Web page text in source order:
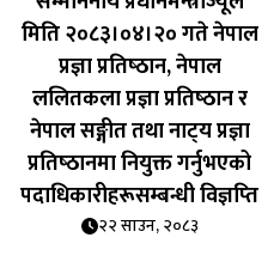
मिति २०८३।०४।२० गते नेपाल
प्रज्ञा प्रतिष्‍ठान, नेपाल
ललितकला प्रज्ञा प्रतिष्‍ठान र
नेपाल सङ्गीत तथा नाट्‍य प्रज्ञा
प्रतिष्‍ठानमा नियुक्त गर्नुभएको
पदाधिकारीहरूसम्बन्धी विज्ञप्‍ति
२२ साउन, २०८३